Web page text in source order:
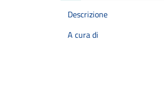
Descrizione
A cura di